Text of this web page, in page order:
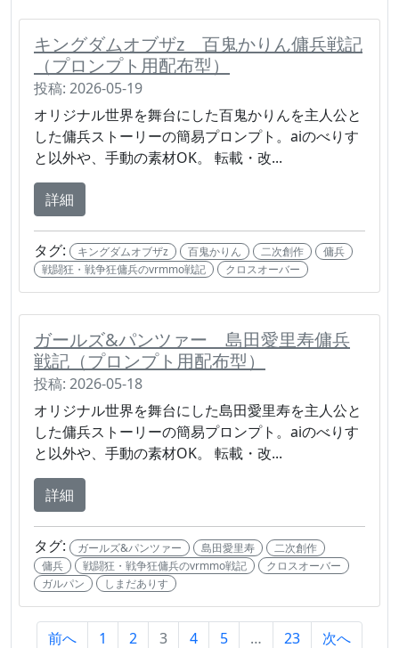
キングダムオブザz 百鬼かりん傭兵戦記
（プロンプト用配布型）
投稿: 2026-05-19
オリジナル世界を舞台にした百鬼かりんを主人公と
した傭兵ストーリーの簡易プロンプト。aiのべりす
と以外や、手動の素材OK。 転載・改...
詳細
タグ: キングダムオブザz 百鬼かりん 二次創作
傭兵
戦闘狂・戦争狂傭兵のvrmmo戦記
クロスオーバー
ガールズ&パンツァー 島田愛里寿傭兵
戦記（プロンプト用配布型）
投稿: 2026-05-18
オリジナル世界を舞台にした島田愛里寿を主人公と
した傭兵ストーリーの簡易プロンプト。aiのべりす
と以外や、手動の素材OK。 転載・改...
詳細
タグ: ガールズ&パンツァー 島田愛里寿
二次創作
傭兵
戦闘狂・戦争狂傭兵のvrmmo戦記
クロスオーバー
ガルパン
しまだありす
前へ 1 2 3 4 5 … 23 次へ